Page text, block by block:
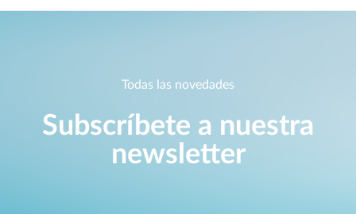
Todas las novedades
Subscríbete a nuestra
newsletter